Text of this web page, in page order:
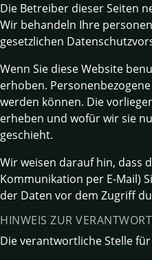
Die Betreiber dieser Seiten
Wir behandeln Ihre
gesetzlichen
Wenn Sie diese Website
erhoben.
werden können. Die
erheben und wofür wir sie
geschieht.
Wir weisen darauf hin, dass
Kommunikation per E-Mail)
der Daten vor dem Zugriff
HINWEIS ZUR
Die verantwortliche Stelle